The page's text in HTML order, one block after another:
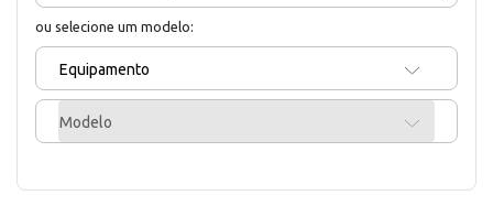
ou selecione um modelo:
Equipamento
Modelo